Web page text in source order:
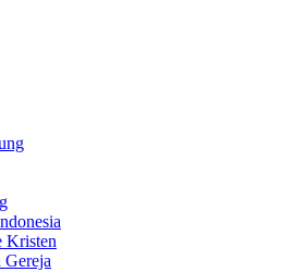
Kristen
Gereja